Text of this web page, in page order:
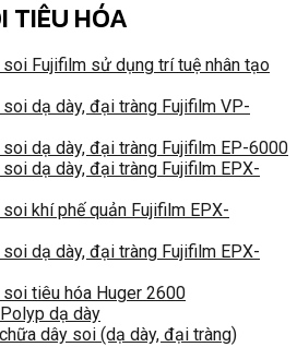
TIÊU HÓA
soi Fujifilm sử dụng trí tuệ nhân tạo
soi dạ dày, đại tràng Fujifilm VP-
soi dạ dày, đại tràng Fujifilm EP-6000
dạ dày, đại tràng Fujifilm EPX-
khí phế quản Fujifilm EPX-
dạ dày, đại tràng Fujifilm EPX-
soi tiêu hóa Huger 2600
dạ dày
dây soi (dạ dày, đại tràng)